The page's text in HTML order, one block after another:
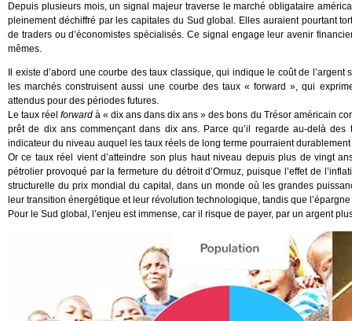
Depuis plusieurs mois, un signal majeur traverse le marché obligataire
pleinement déchiffré par les capitales du Sud global. Elles auraient pourtant
de traders ou d’économistes spécialisés. Ce signal engage leur avenir
mêmes.
Il existe d’abord une courbe des taux classique, qui indique le coût de
les marchés construisent aussi une courbe des taux « forward », qui
attendus pour des périodes futures.
Le taux réelforward à « dix ans dans dix ans » des bons du Trésor américain
prêt de dix ans commençant dans dix ans. Parce qu’il regarde au-delà
indicateur du niveau auquel les taux réels de long terme pourraient durablement
Or ce taux réel vient d’atteindre son plus haut niveau depuis plus de vingt
pétrolier provoqué par la fermeture du détroit d’Ormuz, puisque l’effet de
structurelle du prix mondial du capital, dans un monde où les grandes
leur transition énergétique et leur révolution technologique, tandis que
Pour le Sud global, l’enjeu est immense, car il risque de payer, par un argent